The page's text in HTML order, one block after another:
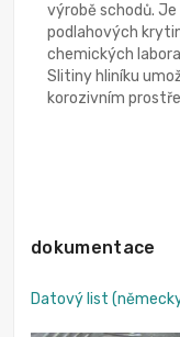
výrobě schodů.
podlahových
chemických
Slitiny hliníku
korozivním
dokumentace
Datový list